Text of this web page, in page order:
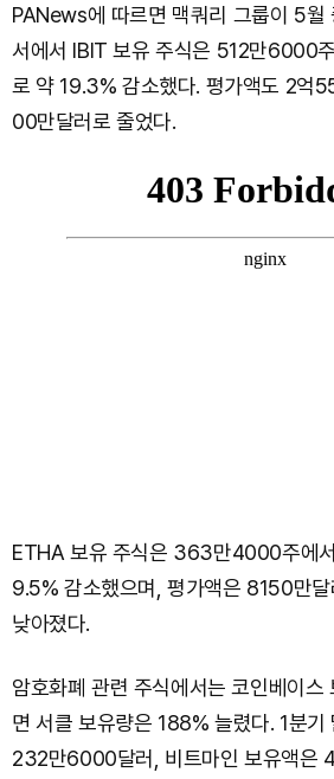
PANews에 따르면 맥쿼리 그룹이 5월
서에서 IBIT 보유 주식은 512만6000
로 약 19.3% 감소했다. 평가액도 2억
00만달러로 줄었다.
ETHA 보유 주식은 363만4000주에
9.5% 감소했으며, 평가액은 8150만
낮아졌다.
암호화폐 관련 주식에서는 코인베이스
면 서클 보유량은 188% 늘렸다. 1분기
232만6000달러, 비트마인 보유액은